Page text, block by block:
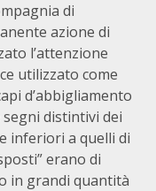
di
azione di
l’attenzione
utilizzato come
d’abbigliamento
distintivi dei
inferiori a quelli di
erano di
in grandi quantità